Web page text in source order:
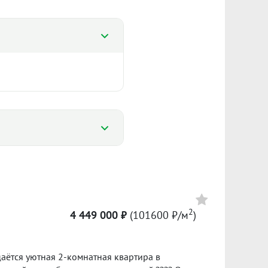
%
2025
93 895 ₽/м²
II пол. 2025
4 449 000 ₽ (101600 ₽/м2)
уютная 2-комнатная квартира в